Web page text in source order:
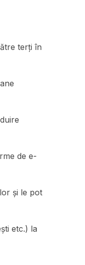
terți în
de e-
și le pot
etc.) la